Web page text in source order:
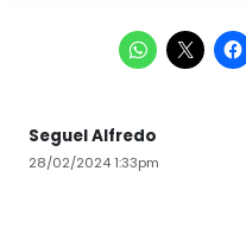
Seguel Alfredo
28/02/2024 1:33pm